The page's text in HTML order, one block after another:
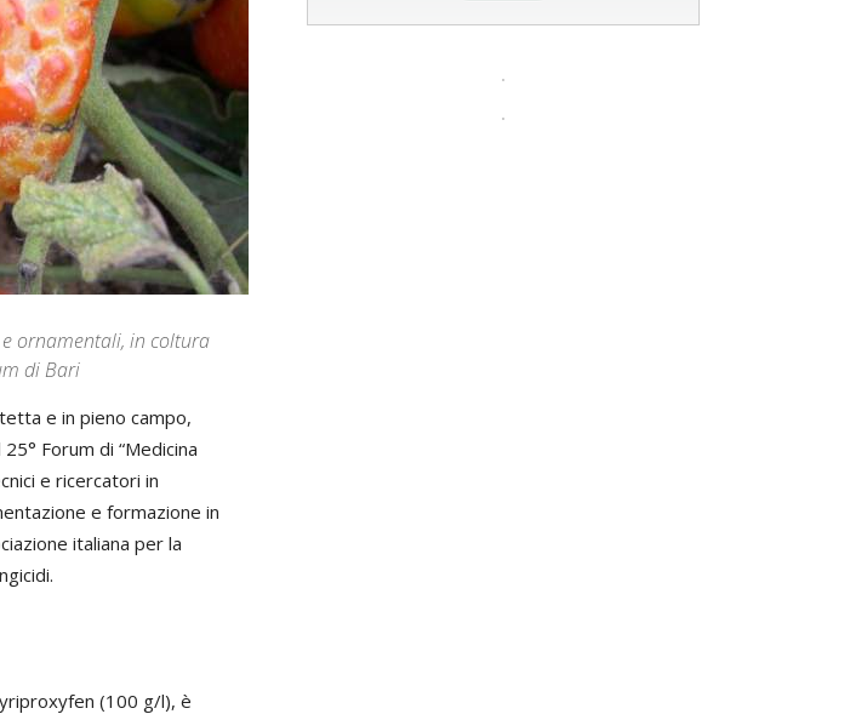
ornamentali, in coltura
di Bari
e in pieno campo,
Forum di “Medicina
e ricercatori in
e formazione in
italiana per la
(100 g/l), è